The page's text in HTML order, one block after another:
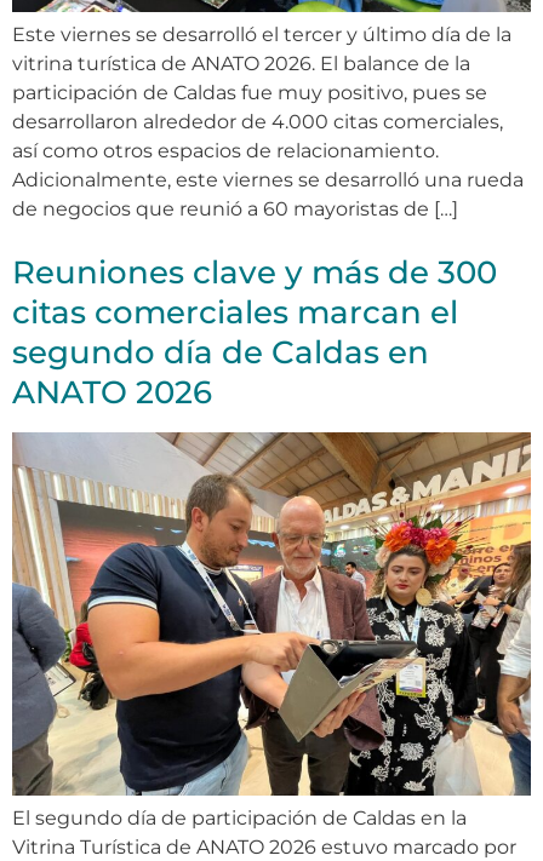
Este viernes se desarrolló el tercer y último día de la
vitrina turística de ANATO 2026. El balance de la
participación de Caldas fue muy positivo, pues se
desarrollaron alrededor de 4.000 citas comerciales,
así como otros espacios de relacionamiento.
Adicionalmente, este viernes se desarrolló una rueda
de negocios que reunió a 60 mayoristas de […]
Reuniones clave y más de 300
citas comerciales marcan el
segundo día de Caldas en
ANATO 2026
El segundo día de participación de Caldas en la
Vitrina Turística de ANATO 2026 estuvo marcado por